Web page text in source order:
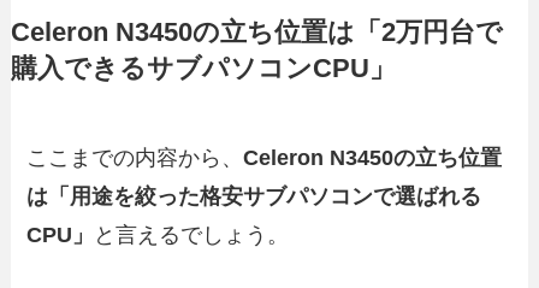
Celeron N3450の立ち位置は「2万円台で
購入できるサブパソコンCPU」
ここまでの内容から、Celeron N3450の立ち位置
は「用途を絞った格安サブパソコンで選ばれる
CPU」
と言えるでしょう。